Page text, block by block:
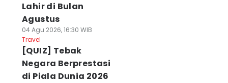
Lahir di Bulan
Agustus
04 Agu 2026, 16:30 WIB
Travel
[QUIZ] Tebak
Negara Berprestasi
di Piala Dunia 2026